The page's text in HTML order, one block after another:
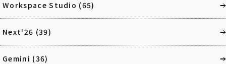
Workspace Studio (65)
Next'26 (39)
Gemini (36)